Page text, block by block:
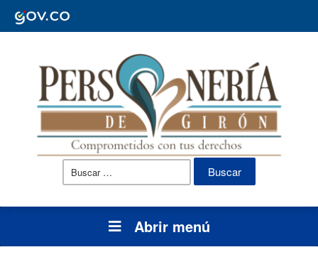
Buscar:
Abrir menú